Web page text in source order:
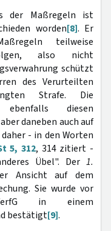
der Maßregeln ist
worden[8]. Er
teilweise
also nicht
schützt
des Verurteilten
Strafe. Die
diesen
daneben auch auf
- in den Worten
5, 312, 314 zitiert -
Übel". Der 1.
Ansicht auf dem
Sie wurde vor
in einem
bestätigt[9].